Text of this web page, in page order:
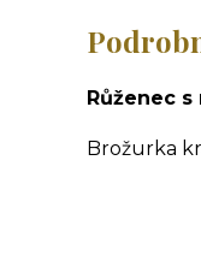
Růženec
Brožurka